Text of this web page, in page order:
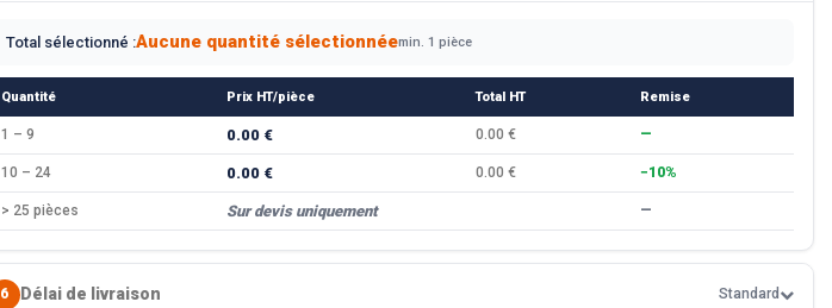
Total sélectionné :Aucune quantité sélectionnéemin. 1 pièce
Quantité Prix HT/pièce Total HT Remise
1 – 9 0.00 € 0.00 € —
10 – 24 0.00 € 0.00 € −10%
> 25 pièces Sur devis uniquement —
6 Délai de livraison Standard